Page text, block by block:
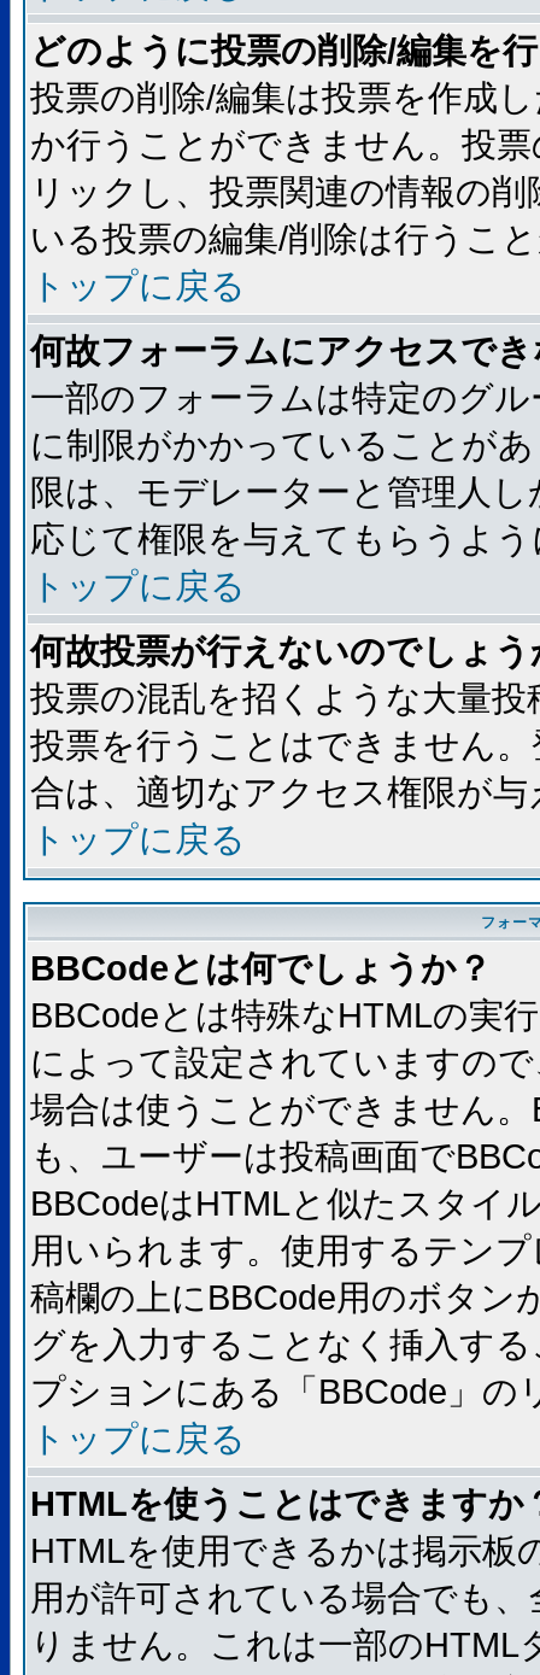
どのように投票の削除/編集を
投票の削除/編集は投票を作成
か行うことができません。投
リックし、投票関連の情報の
いる投票の編集/削除は行うこ
トップに戻る
何故フォーラムにアクセスで
一部のフォーラムは特定のグ
に制限がかかっていることが
限は、モデレーターと管理人
応じて権限を与えてもらうよ
トップに戻る
何故投票が行えないのでしょう
投票の混乱を招くような大量
投票を行うことはできません
合は、適切なアクセス権限が
トップに戻る
フォー
BBCodeとは何でしょうか？
BBCodeとは特殊なHTMLの実
によって設定されていますの
場合は使うことができません
も、ユーザーは投稿画面で
BBCodeはHTMLと似たスタイ
用いられます。使用するテン
稿欄の上にBBCode用のボタン
グを入力することなく挿入す
プションにある「BBCode」
トップに戻る
HTMLを使うことはできますか
HTMLを使用できるかは掲示板
用が許可されている場合でも
りません。これは一部の